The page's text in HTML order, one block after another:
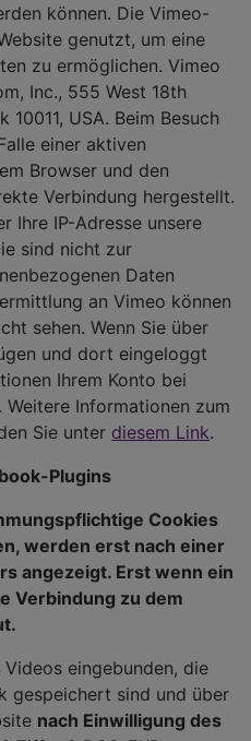
können. Die Vimeo-
genutzt, um eine
zu ermöglichen. Vimeo
Inc., 555 West 18th
USA. Beim Besuch
einer aktiven
Browser und den
Verbindung hergestellt.
Ihre IP-Adresse unsere
sind nicht zur
Daten
an Vimeo können
sehen. Wenn Sie über
und dort eingeloggt
Ihrem Konto bei
Informationen zum
Sie unter diesem Link.
Plugins
Cookies
werden erst nach einer
angezeigt. Erst wenn ein
Verbindung zu dem
eingebunden, die
gespeichert sind und über
nach Einwilligung des